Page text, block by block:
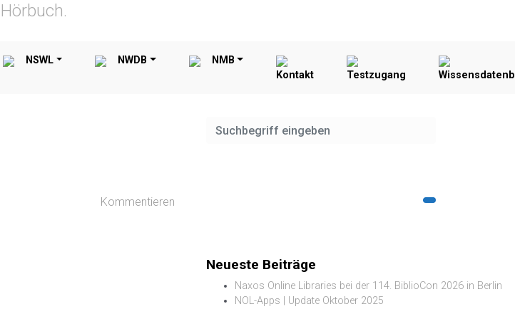
Hörbuch.
NSWL NWDB
NMB
Kontakt
Testzugang
Kommentieren
Neueste Beiträge
Naxos Online Libraries bei der 114. BiblioCon 2026 in Berlin
NOL-Apps | Update Oktober 2025